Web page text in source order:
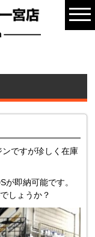
ですが珍しく在庫
即納可能です。
しょうか？